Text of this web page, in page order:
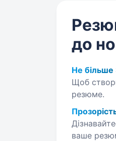
до
Не більше
Щоб
резюме.
ваше